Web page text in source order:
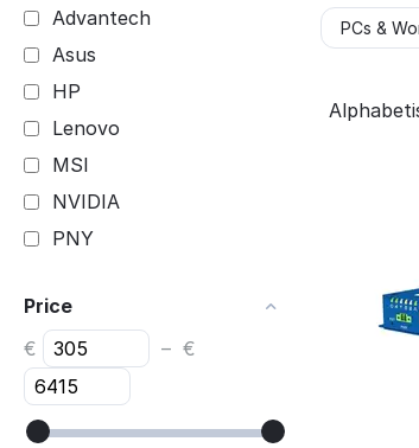
Advantech
Asus
HP
Lenovo
MSI
NVIDIA
PNY
Price
€
– €
PCs &